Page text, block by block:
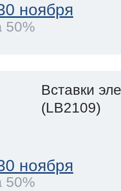
ноября
50%
Вставки
(LB2109)
ноября
50%